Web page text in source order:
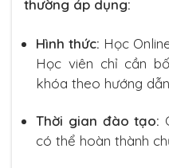
thường áp dụng:
Hình thức: Học
Học viên chỉ cần
khóa theo hướng
Thời gian đào tạo:
có thể hoàn thành